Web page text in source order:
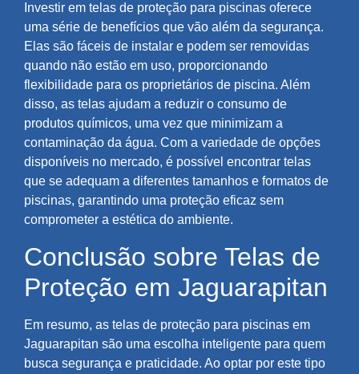
Investir em telas de proteção para piscinas oferece
uma série de benefícios que vão além da segurança.
Elas são fáceis de instalar e podem ser removidas
quando não estão em uso, proporcionando
flexibilidade para os proprietários de piscina. Além
disso, as telas ajudam a reduzir o consumo de
produtos químicos, uma vez que minimizam a
contaminação da água. Com a variedade de opções
disponíveis no mercado, é possível encontrar telas
que se adequam a diferentes tamanhos e formatos de
piscinas, garantindo uma proteção eficaz sem
comprometer a estética do ambiente.
Conclusão sobre Telas de
Proteção em Jaguarapitan
Em resumo, as telas de proteção para piscinas em
Jaguarapitan são uma escolha inteligente para quem
busca segurança e praticidade. Ao optar por este tipo